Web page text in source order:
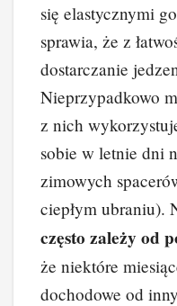
się elastycznymi
sprawia, że z
dostarczanie
Nieprzypadkowo
z nich
sobie w letnie dni
zimowych
ciepłym ubraniu).
często zależy od
że niektóre
dochodowe od